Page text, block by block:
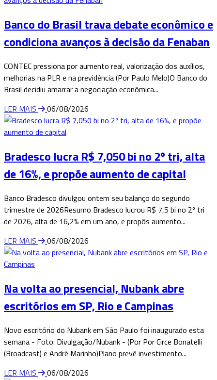
Banco do Brasil trava debate econômico e
condiciona avanços à decisão da Fenaban
CONTEC pressiona por aumento real, valorização dos auxílios,
melhorias na PLR e na previdência (Por Paulo Melo)O Banco do
Brasil decidiu amarrar a negociação econômica...
LER MAIS
06/08/2026
Bradesco lucra R$ 7,050 bi no 2º tri, alta
de 16%, e propõe aumento de capital
Banco Bradesco divulgou ontem seu balanço do segundo
trimestre de 2026Resumo Bradesco lucrou R$ 7,5 bi no 2º tri
de 2026, alta de 16,2% em um ano, e propôs aumento...
LER MAIS
06/08/2026
Na volta ao presencial, Nubank abre
escritórios em SP, Rio e Campinas
Novo escritório do Nubank em São Paulo foi inaugurado esta
semana - Foto: Divulgação/Nubank - (Por Por Circe Bonatelli
(Broadcast) e André Marinho)Plano prevê investimento...
LER MAIS
06/08/2026